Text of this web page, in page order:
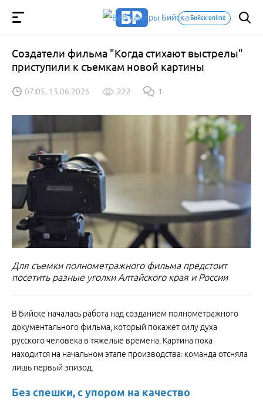
Бийск-online
Создатели фильма "Когда стихают выстрелы"
приступили к съемкам новой картины
07:05, 13.06.2026 222 1
Для съемки полнометражного фильма предстоит
посетить разные уголки Алтайского края и России
В Бийске началась работа над созданием полнометражного
документального фильма, который покажет силу духа
русского человека в тяжелые времена. Картина пока
находится на начальном этапе производства: команда отсняла
лишь первый эпизод.
Без спешки, с упором на качество